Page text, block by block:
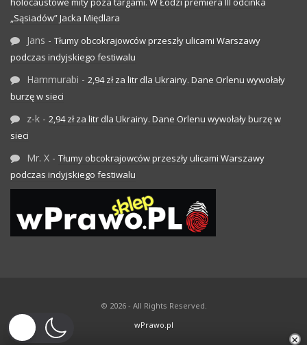
„Sąsiadów” Jacka Międlara
Jans - Tłumy obcokrajowców przeszły ulicami Warszawy
podczas indyjskiego festiwalu
Hammurabi - 2,94 zł za litr dla Ukrainy. Dane Orlenu wywołały
burzę w sieci
z-k - 2,94 zł za litr dla Ukrainy. Dane Orlenu wywołały burzę w
sieci
Mr. X - Tłumy obcokrajowców przeszły ulicami Warszawy
podczas indyjskiego festiwalu
© 2026 - All Rights Reserved.
wPrawo.pl
×